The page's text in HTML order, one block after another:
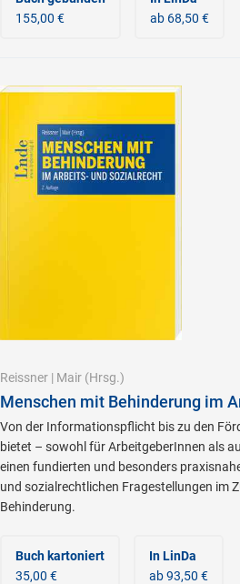
155,00 €
ab 68,50 €
Reissner | Mair (Hrsg.)
Menschen mit Behinderung im
Von der Informationspflicht bis zu den
bietet – sowohl für ArbeitgeberInnen als
einen fundierten und besonders
und sozialrechtlichen Fragestellungen im
Behinderung.
Buch kartoniert
35,00 €
In LinDa
ab 93,50 €